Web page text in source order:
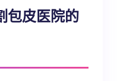
包皮医院的